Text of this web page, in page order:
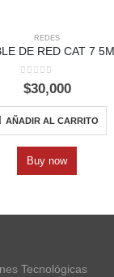
REDES
DE RED CAT 7 5M
0out of 5
$30,000
AÑADIR AL CARRITO
Buy now
Tecnológicas